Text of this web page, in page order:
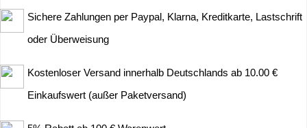
Sichere Zahlungen per Paypal, Klarna, Kreditkarte, Lastschrift
oder Überweisung
Kostenloser Versand innerhalb Deutschlands ab 10.00 €
Einkaufswert (außer Paketversand)